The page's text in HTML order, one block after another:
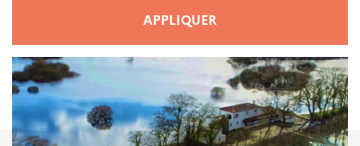
APPLIQUER